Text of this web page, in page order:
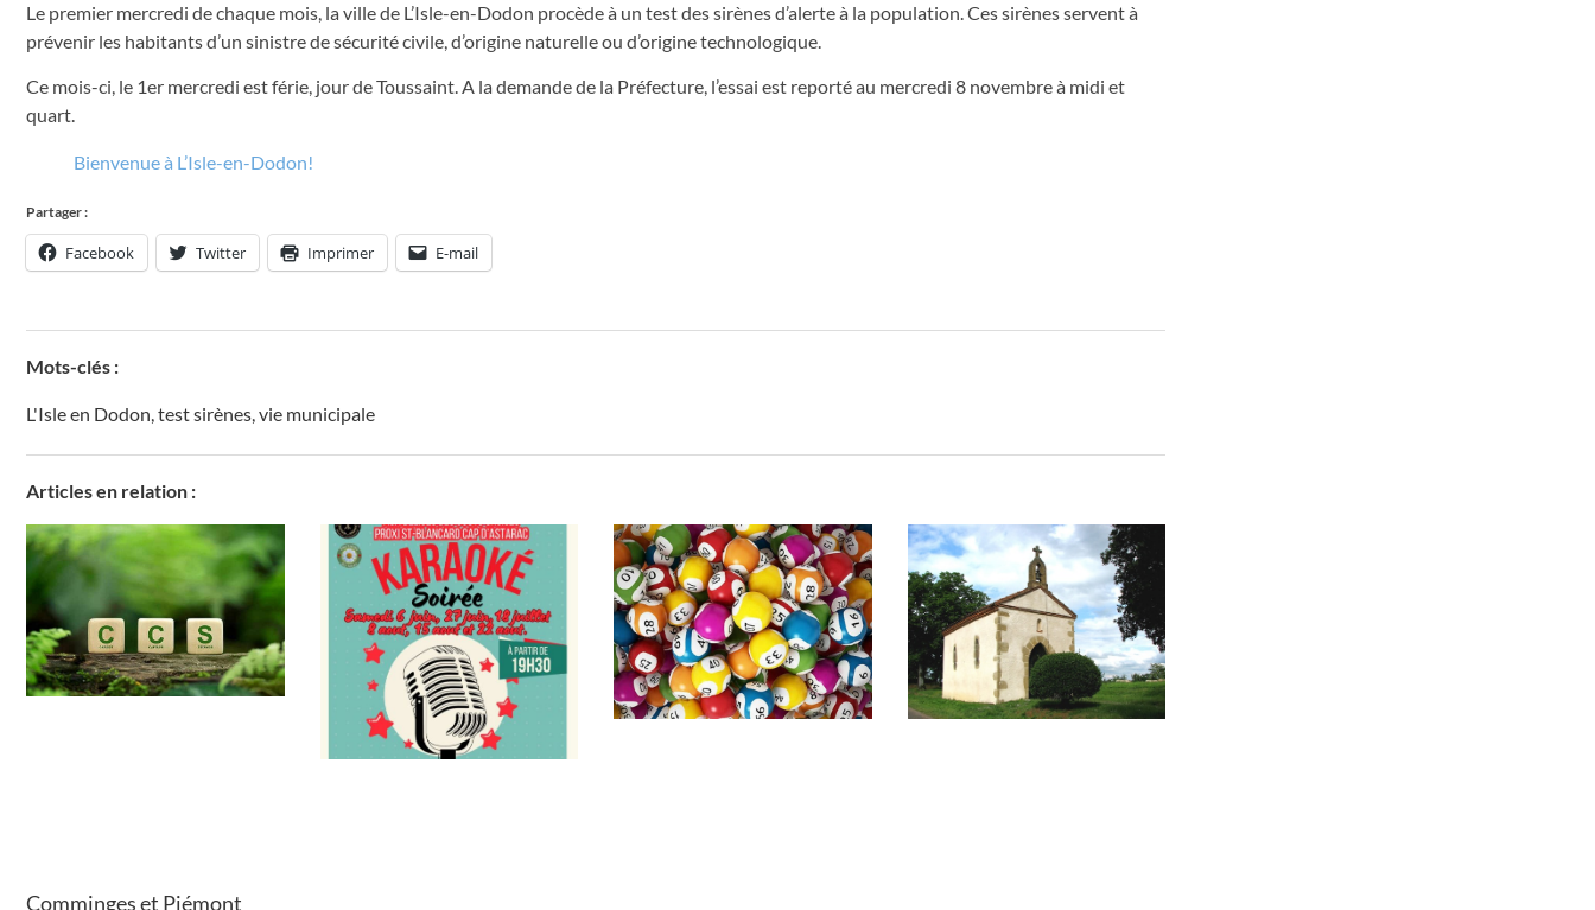
Le premier mercredi de chaque mois, la ville de L’Isle-en-Dodon procède à un test des sirènes d’alerte à la population. Ces sirènes servent à
prévenir les habitants d’un sinistre de sécurité civile, d’origine naturelle ou d’origine technologique.
Ce mois-ci, le 1er mercredi est férie, jour de Toussaint. A la demande de la Préfecture, l’essai est reporté au mercredi 8 novembre à midi et
quart.
Bienvenue à L’Isle-en-Dodon!
Partager :
Facebook Twitter Imprimer E-mail
Mots-clés :
L'Isle en Dodon,test sirènes,vie municipale
Articles en relation :
Comminges et Piémont